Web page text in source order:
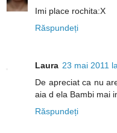
Imi place rochita:X
Răspundeți
Laura 23 mai 2011
De apreciat ca nu
aia d ela Bambi mai
Răspundeți